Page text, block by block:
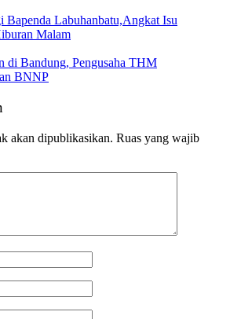
Bapenda Labuhanbatu,Angkat Isu
Malam
di Bandung, Pengusaha THM
BNNP
akan dipublikasikan. Ruas yang wajib